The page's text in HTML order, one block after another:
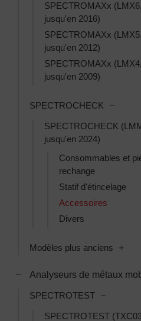
SPECTROMAXx
jusqu'en 2016)
SPECTROMAXx
jusqu'en 2012)
SPECTROMAXx
jusqu'en 2009)
SPECTROCHECK
SPECTROCHECK
jusqu'en 2024)
Consommables et
rechange
Statif d'étincelage
Accessoires
Divers
Modèles plus anciens
Toggle Analyseurs de
Analyseurs de métaux
SPECTROTEST
SPECTROTEST